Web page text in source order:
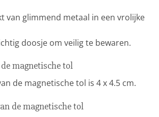
van glimmend metaal in een vrolijke
doosje om veilig te bewaren.
magnetische tol
de magnetische tol is 4 x 4.5 cm.
de magnetische tol